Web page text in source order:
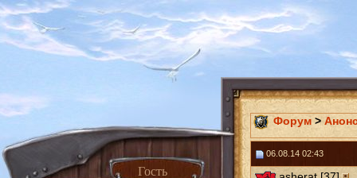
Гость
Форум >
06.08.14 02:43